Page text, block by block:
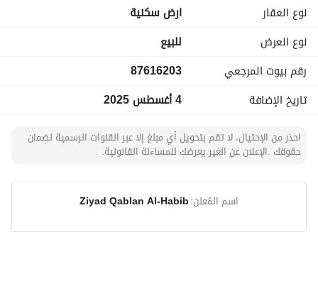
الأبعاد: 20 متر في 30 متر
الشارع: 20 متر شمال
نوع العقار
ارض سكنية
نوع العرض
للبيع
رقم بيوت المرجعي
87616203
تاريخ الإضافة
4 أغسطس 2025
احذر من الإحتيال، لا تقم بتحويل أي مبلغ إلا عبر القنوات الرسمية لضمان
حقوقك .الإعلان عن الغير يعرضك للمساءلة القانونية.
اسم المُعلن:Ziyad Qablan Al-Habib